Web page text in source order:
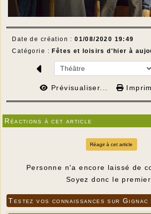
Date de création :01/08/2020 19:49
Catégorie :Fêtes et loisirs d'hier à
Prévisualiser...
Réactions à cet article
Réagir à cet article
Personne n'a encore laissé de
Soyez donc le
Testez vos connaissances sur Gignac